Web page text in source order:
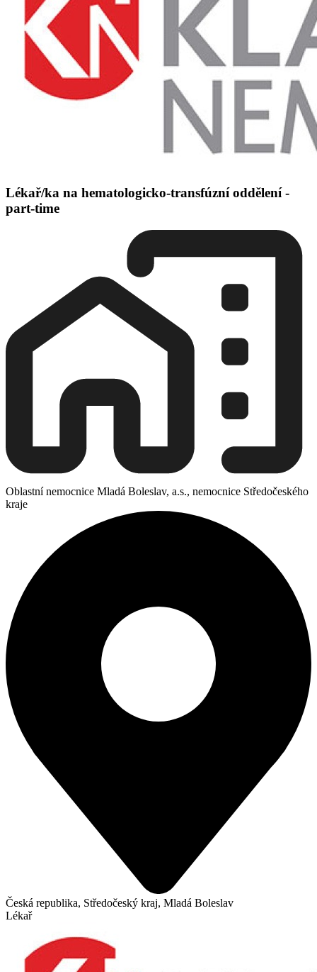
Lékař/ka na hematologicko-transfúzní oddělení -
part-time
Oblastní nemocnice Mladá Boleslav, a.s., nemocnice Středočeského
kraje
Česká republika, Středočeský kraj, Mladá Boleslav
Lékař